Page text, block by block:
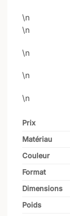
\n
\n
\n
\n
\n
Prix
Matériau
Couleur
Format
Dimensions
Poids